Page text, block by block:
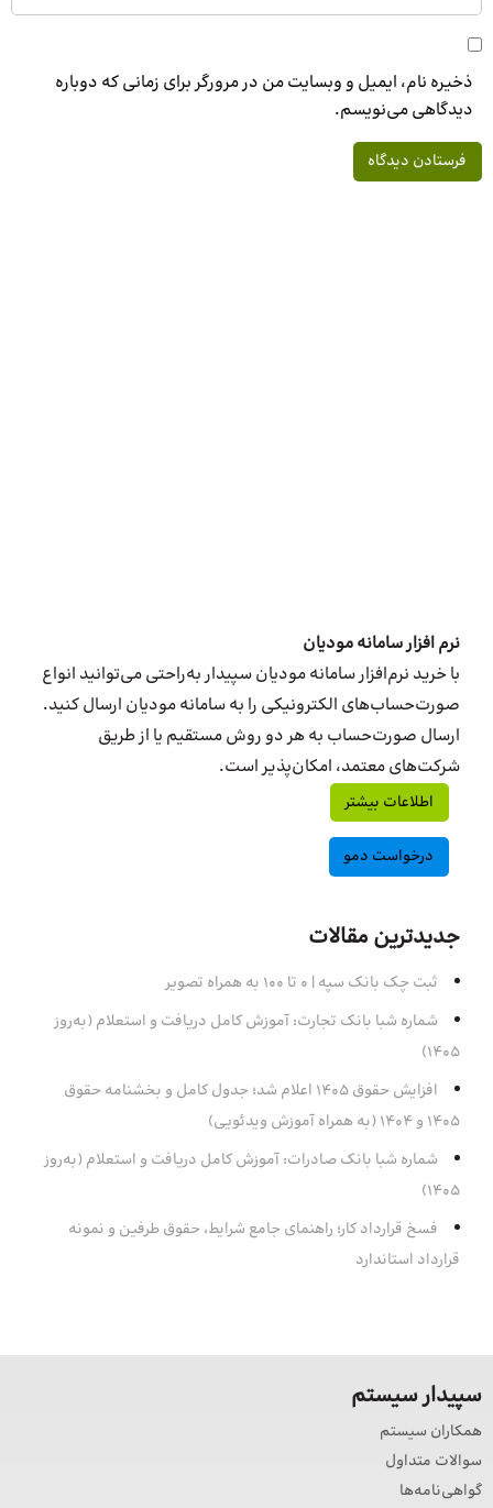
ذخیره نام، ایمیل و وبسایت من در مرورگر برای زمانی که دوباره
دیدگاهی می‌نویسم.
نرم افزار سامانه مودیان
با خرید نرم‌افزار سامانه مودیان سپیدار به‌راحتی می‌توانید انواع
صورت‌حساب‌های الکترونیکی را به سامانه مودیان ارسال کنید.
ارسال صورت‌حساب به هر دو روش مستقیم یا از طریق
شرکت‌های معتمد، امکان‌پذیر است.
اطلاعات بیشتر
درخواست دمو
جدیدترین مقالات
ثبت چک بانک سپه | ۰ تا ۱۰۰ به همراه تصویر
شماره شبا بانک تجارت: آموزش کامل دریافت و استعلام (به‌روز
۱۴۰۵)
افزایش حقوق 1405 اعلام شد؛ جدول کامل و بخشنامه حقوق
1405 و 1404 (به همراه آموزش ویدئویی)
شماره شبا بانک صادرات: آموزش کامل دریافت و استعلام (به‌روز
۱۴۰۵)
فسخ قرارداد کار؛ راهنمای جامع شرایط، حقوق طرفین و نمونه
قرارداد استاندارد
سپیدار سیستم
همکاران سیستم
سوالات متداول
گواهی‌نامه‌ها